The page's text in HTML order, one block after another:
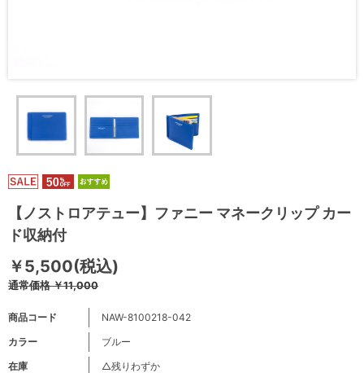
【ノストロアテュー】ファニー マネークリップ カー
ド収納付
￥5,500(税込)
通常価格￥11,000
商品コード
NAW-8100218-042
カラー
ブルー
在庫
△残りわずか